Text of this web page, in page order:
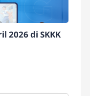
2026 di SKKK